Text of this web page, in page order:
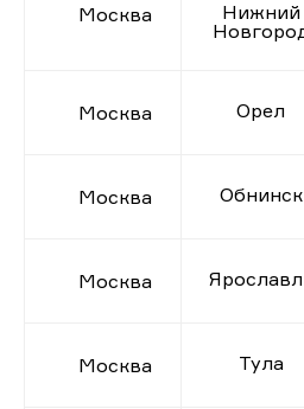
Москва
Нижний
Москва Орел
Москва Обнинск
Москва
Москва Тула